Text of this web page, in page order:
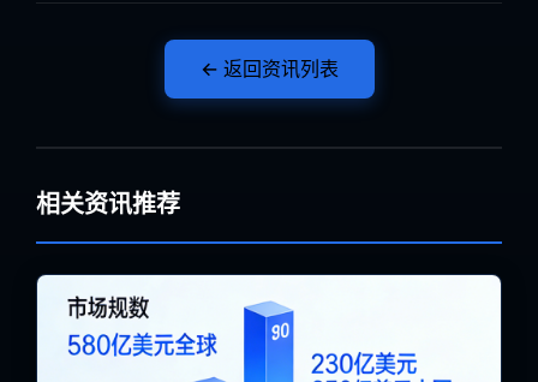
← 返回资讯列表
相关资讯推荐